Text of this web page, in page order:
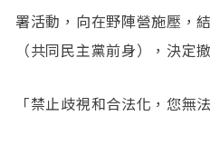
署活動，向在野陣營施壓，
（共同民主黨前身），決定
「禁止歧視和合法化，您無